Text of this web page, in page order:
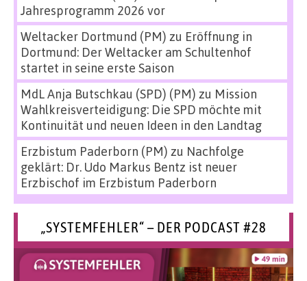
Jahresprogramm 2026 vor
Weltacker Dortmund (PM) zu Eröffnung in
Dortmund: Der Weltacker am Schultenhof
startet in seine erste Saison
MdL Anja Butschkau (SPD) (PM) zu Mission
Wahlkreisverteidigung: Die SPD möchte mit
Kontinuität und neuen Ideen in den Landtag
Erzbistum Paderborn (PM) zu Nachfolge
geklärt: Dr. Udo Markus Bentz ist neuer
Erzbischof im Erzbistum Paderborn
„SYSTEMFEHLER“ – DER PODCAST #28